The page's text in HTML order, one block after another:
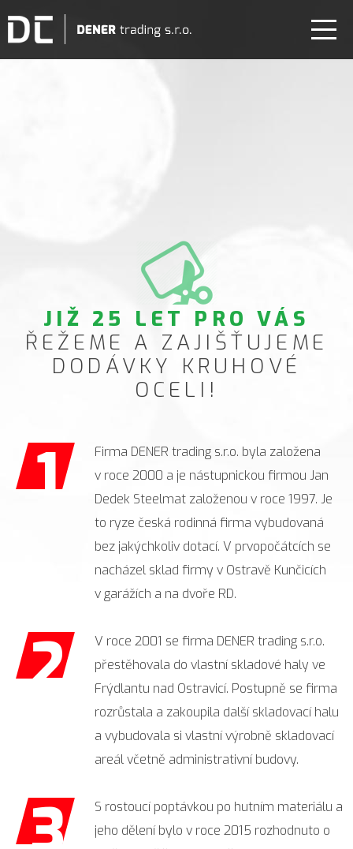
JIŽ 25 LET PRO VÁS
ŘEŽEME A ZAJIŠŤUJEME
DODÁVKY KRUHOVÉ
OCELI!
1
Firma DENER trading s.r.o. byla založena
v roce 2000 a je nástupnickou firmou Jan
Dedek Steelmat založenou v roce 1997. Je
to ryze česká rodinná firma vybudovaná
bez jakýchkoliv dotací. V prvopočátcích se
nacházel sklad firmy v Ostravě Kunčicích
v garážích a na dvoře RD.
2
V roce 2001 se firma DENER trading s.r.o.
přestěhovala do vlastní skladové haly ve
Frýdlantu nad Ostravicí. Postupně se firma
rozrůstala a zakoupila další skladovací halu
a vybudovala si vlastní výrobně skladovací
areál včetně administrativní budovy.
3
S rostoucí poptávkou po hutním materiálu a
jeho dělení bylo v roce 2015 rozhodnuto o